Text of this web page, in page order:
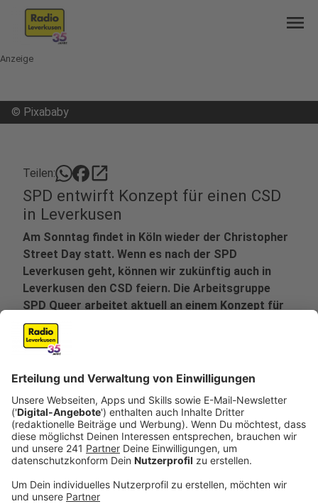
menu
Anzeige
© Pixababy
Teilen: open_in_new
SPD entwirft Konzept für einen CSD
in Leverkusen
Am Sonntag findet in Köln wieder der Christopher
Street Day statt. Wenn es nach der SPD
Leverkusen geht, können wir zukünftig auch in
Leverkusen den CSD feiern. Die Arbeitsgruppe
SPD Queer arbeitet aktuell an einem Konzept für
unsere Stadt.
Veröffentlicht:
Ein Straßenfest in der Wiesdorfer Fußgängerzone mit
einer Bühne, auf der Musik-Acts und Kundgebungen
Leverkusen vor. Am liebsten schon kommendes Jahr.